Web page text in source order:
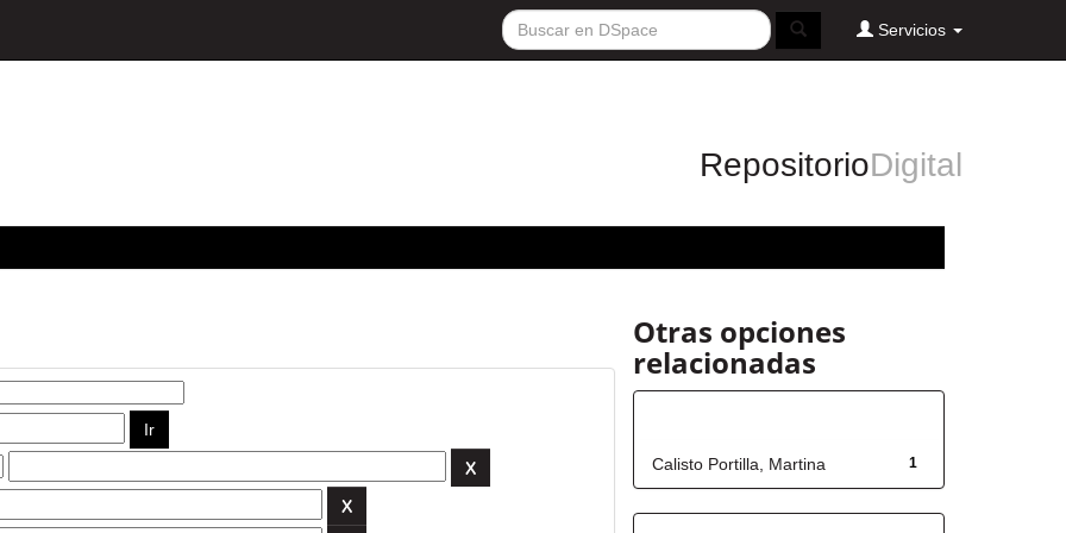
Servicios
RepositorioDigital
Otras opciones
relacionadas
1
Calisto Portilla, Martina